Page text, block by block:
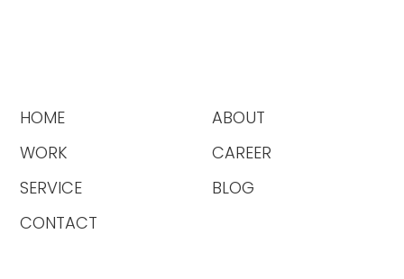
HOME
WORK
SERVICE
CONTACT
ABOUT
CAREER
BLOG